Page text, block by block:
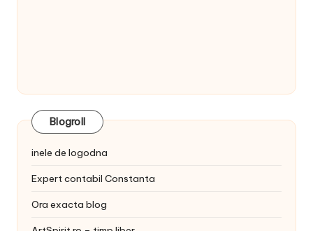
Blogroll
inele de logodna
Expert contabil Constanta
Ora exacta blog